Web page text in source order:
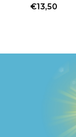
€13,50